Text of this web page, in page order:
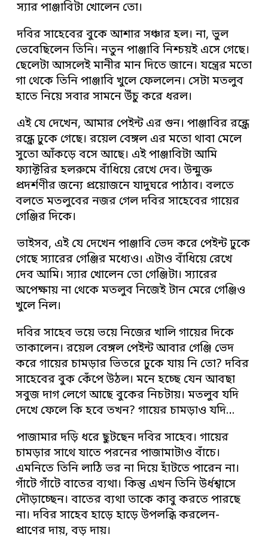
স্যার পাঞ্জাবিটা খোলেন তো।
দবির সাহেবের বুকে আশার সঞ্চার হল। না, ভুল
ভেবেছিলেন তিনি। নতুন পাঞ্জাবি নিশ্চয়ই এসে গেছে।
ছেলেটা আসলেই মানীর মান দিতে জানে। যন্ত্রের মতো
গা থেকে তিনি পাঞ্জাবি খুলে ফেললেন। সেটা মতলুব
হাতে নিয়ে সবার সামনে উঁচু করে ধরল।
এই যে দেখেন, আমার পেইন্ট এর গুন। পাঞ্জাবির রন্ধ্রে
রন্ধ্রে ঢুকে গেছে। রয়েল বেঙ্গল এর মতো থাবা মেলে
সুতো আঁকড়ে বসে আছে। এই পাঞ্জাবিটা আমি
ফ্যাক্টরির হলরুমে বাঁধিয়ে রেখে দেব। উন্মুক্ত
প্রদর্শণীর জন্যে প্রয়োজনে যাদুঘরে পাঠাব। বলতে
বলতে মতলুবের নজর গেল দবির সাহেবের গায়ের
গেঞ্জির দিকে।
ভাইসব, এই যে দেখেন পাঞ্জাবি ভেদ করে পেইন্ট ঢুকে
গেছে স্যারের গেঞ্জির মধ্যেও। এটাও বাঁধিয়ে রেখে
দেব আমি। স্যার খোলেন তো গেঞ্জিটা। স্যারের
অপেক্ষায় না থেকে মতলুব নিজেই টান মেরে গেঞ্জিও
খুলে নিল।
দবির সাহেব ভয়ে ভয়ে নিজের খালি গায়ের দিকে
তাকালেন। রয়েল বেঙ্গল পেইন্ট আবার গেঞ্জি ভেদ
করে গায়ের চামড়ার ভিতরে ঢুকে যায় নি তো? দবির
সাহেবের বুক কেঁপে উঠল। মনে হচ্ছে যেন আবছা
সবুজ দাগ লেগে আছে বুকের নিচটায়। মতলুব যদি
দেখে ফেলে কি হবে তখন? গায়ের চামড়াও যদি…
পাজামার দড়ি ধরে ছুটছেন দবির সাহেব। গায়ের
চামড়ার সাথে যাতে পরনের পাজামাটাও বাঁচে।
এমনিতে তিনি লাঠি ভর না দিয়ে হাঁটতে পারেন না।
গাঁটে গাঁটে বাতের ব্যথা। কিন্তু এখন তিনি উর্ধশ্বাসে
দৌড়াচ্ছেন। বাতের ব্যথা তাকে কাবু করতে পারছে
না। দবির সাহেব হাড়ে হাড়ে উপলব্ধি করলেন-
প্রাণের দায়, বড় দায়।